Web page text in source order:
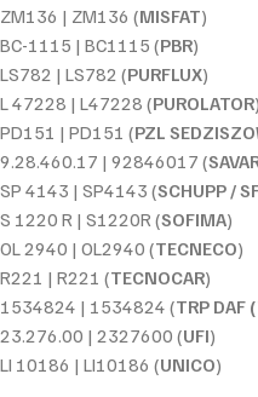
ZM136 | ZM136 (MISFAT)
BC-1115 | BC1115 (PBR)
LS782 | LS782 (PURFLUX)
L 47228 | L47228 (PUROLATOR)
PD151 | PD151 (PZL
9.28.460.17 | 92846017 (
SP 4143 | SP4143 (SCHUPP /
S 1220 R | S1220R (SOFIMA)
OL 2940 | OL2940 (TECNECO)
R221 | R221 (TECNOCAR)
1534824 | 1534824 (TRP DAF
23.276.00 | 2327600 (UFI)
LI 10186 | LI10186 (UNICO)